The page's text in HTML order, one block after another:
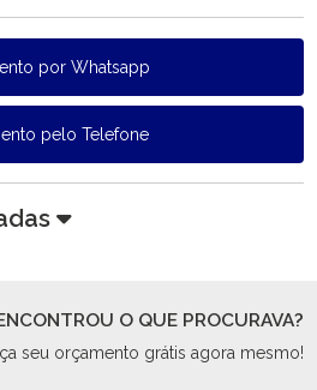
por Whatsapp
pelo Telefone
O QUE PROCURAVA?
seu orçamento grátis agora mesmo!